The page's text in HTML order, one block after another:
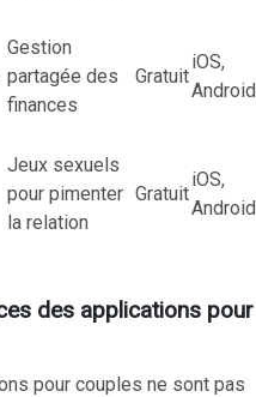
Gestion
partagée des
finances
Gratuit
iOS,
Android
Jeux sexuels
pour pimenter
la relation
Gratuit
iOS,
Android
des applications pour
pour couples ne sont pas